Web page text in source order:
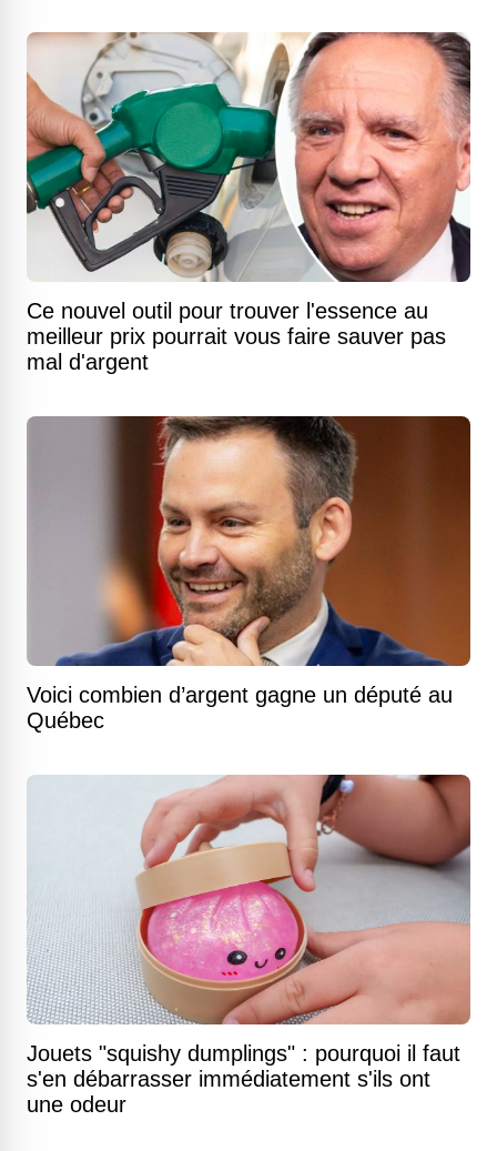
Ce nouvel outil pour trouver l'essence au
meilleur prix pourrait vous faire sauver pas
mal d'argent
Voici combien d’argent gagne un député au
Québec
Jouets "squishy dumplings" : pourquoi il faut
s'en débarrasser immédiatement s'ils ont
une odeur